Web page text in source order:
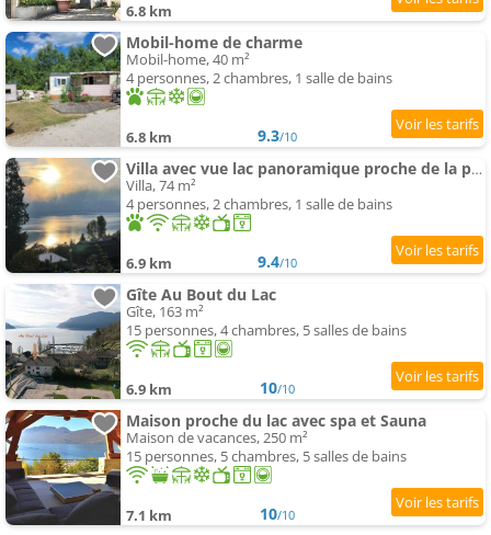
6.8 km
Mobil-home de charme
Mobil-home, 40 m²
4 personnes, 2 chambres, 1 salle de bains
6.8 km 9.3/10
Villa avec vue lac panoramique proche de la plage
Villa, 74 m²
4 personnes, 2 chambres, 1 salle de bains
6.9 km 9.4/10
Gîte Au Bout du Lac
Gîte, 163 m²
15 personnes, 4 chambres, 5 salles de bains
6.9 km 10/10
Maison proche du lac avec spa et Sauna
Maison de vacances, 250 m²
15 personnes, 5 chambres, 5 salles de bains
7.1 km 10/10